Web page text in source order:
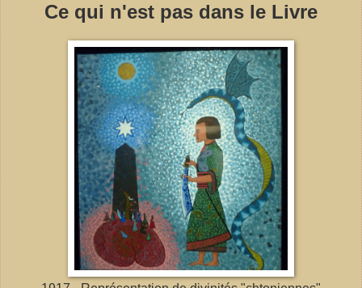
Ce qui n'est pas dans le Livre